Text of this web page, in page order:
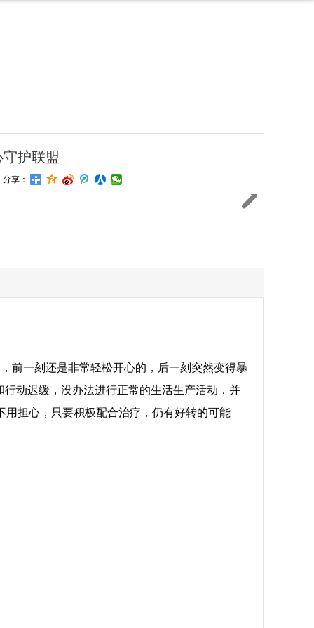
护联盟
分享：

前一刻还是非常轻松开心的，后一刻突然变得暴
动迟缓，没办法进行正常的生活生产活动，并
用担心，只要积极配合治疗，仍有好转的可能